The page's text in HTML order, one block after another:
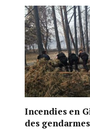
Incendies en
des